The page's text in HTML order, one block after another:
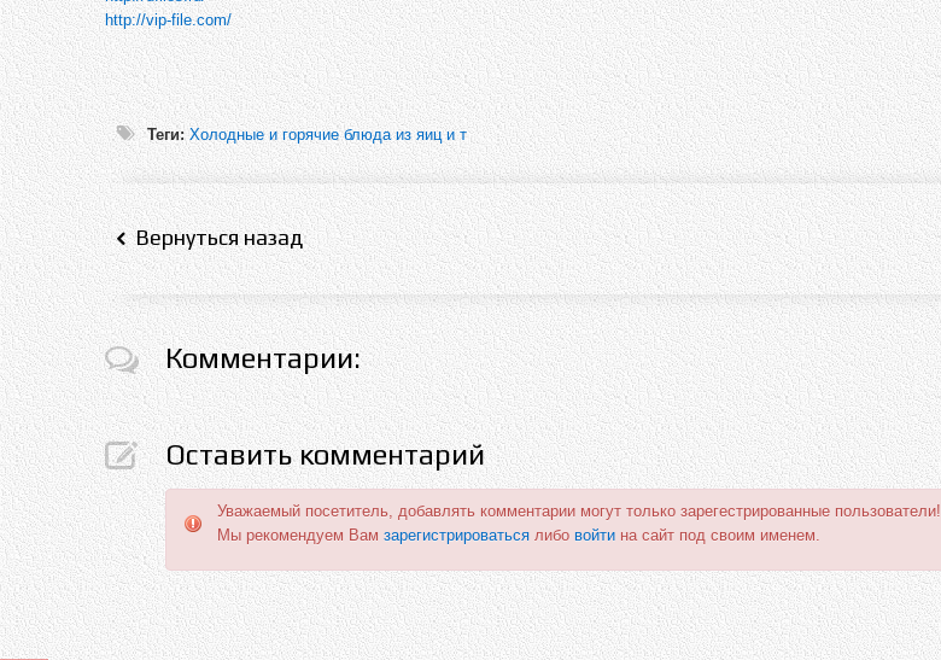
http://vip-file.com/
Теги:Холодные и горячие блюда из яиц и т
Вернуться назад
Комментарии:
Оставить комментарий
Уважаемый посетитель, добавлять комментарии могут только зарегестрированные пользователи!
Мы рекомендуем Вам зарегистрироваться либо войти на сайт под своим именем.